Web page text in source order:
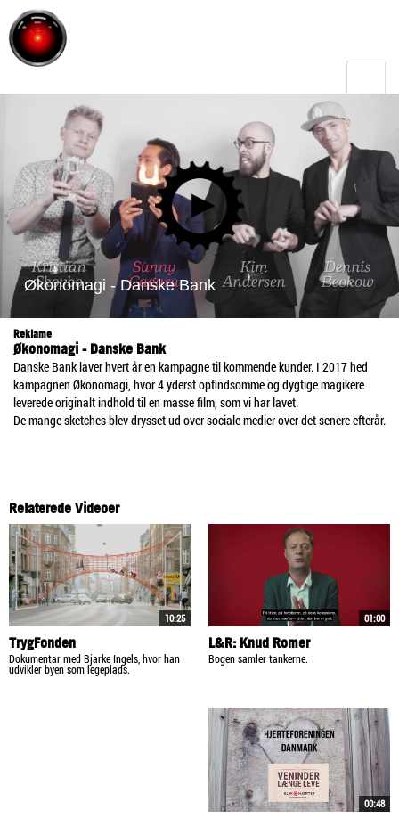
menu
Reklame
Økonomagi - Danske Bank
Danske Bank laver hvert år en kampagne til kommende kunder. I 2017 hed
kampagnen Økonomagi, hvor 4 yderst opfindsomme og dygtige magikere
leverede originalt indhold til en masse film, som vi har lavet.
De mange sketches blev drysset ud over sociale medier over det senere efterår.
Relaterede Videoer
10:25
TrygFonden
Dokumentar med Bjarke Ingels, hvor han
udvikler byen som legeplads.
01:00
L&R: Knud Romer
Bogen samler tankerne.
00:48